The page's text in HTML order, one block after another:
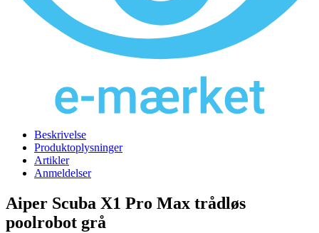
Beskrivelse
Produktoplysninger
Artikler
Anmeldelser
Aiper Scuba X1 Pro Max trådløs
poolrobot grå